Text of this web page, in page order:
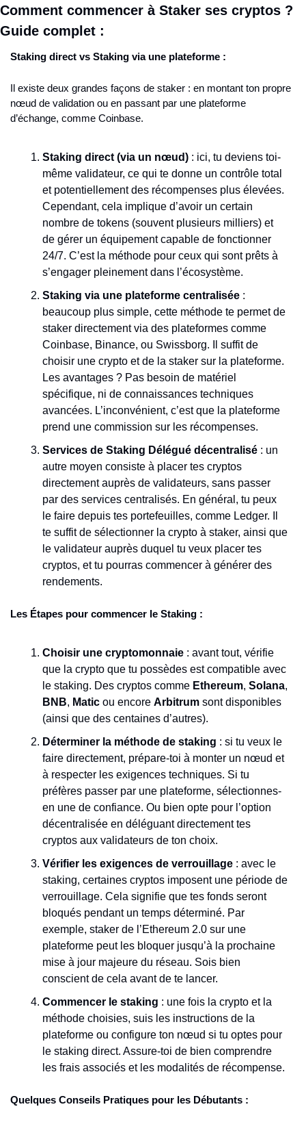
Comment commencer à Staker ses cryptos ?
Guide complet :
Staking direct vs Staking via une plateforme :
Il existe deux grandes façons de staker : en montant ton propre
nœud de validation ou en passant par une plateforme
d’échange, comme Coinbase.
Staking direct (via un nœud) : ici, tu deviens toi-
même validateur, ce qui te donne un contrôle total
et potentiellement des récompenses plus élevées.
Cependant, cela implique d’avoir un certain
nombre de tokens (souvent plusieurs milliers) et
de gérer un équipement capable de fonctionner
24/7. C’est la méthode pour ceux qui sont prêts à
s’engager pleinement dans l’écosystème.
Staking via une plateforme centralisée :
beaucoup plus simple, cette méthode te permet de
staker directement via des plateformes comme
Coinbase, Binance, ou Swissborg. Il suffit de
choisir une crypto et de la staker sur la plateforme.
Les avantages ? Pas besoin de matériel
spécifique, ni de connaissances techniques
avancées. L’inconvénient, c’est que la plateforme
prend une commission sur les récompenses.
Services de Staking Délégué décentralisé : un
autre moyen consiste à placer tes cryptos
directement auprès de validateurs, sans passer
par des services centralisés. En général, tu peux
le faire depuis tes portefeuilles, comme Ledger. Il
te suffit de sélectionner la crypto à staker, ainsi que
le validateur auprès duquel tu veux placer tes
cryptos, et tu pourras commencer à générer des
rendements.
Les Étapes pour commencer le Staking :
Choisir une cryptomonnaie : avant tout, vérifie
que la crypto que tu possèdes est compatible avec
le staking. Des cryptos comme Ethereum, Solana
BNB, Matic ou encore Arbitrum sont disponibles
(ainsi que des centaines d’autres).
Déterminer la méthode de staking : si tu veux le
faire directement, prépare-toi à monter un nœud et
à respecter les exigences techniques. Si tu
préfères passer par une plateforme, sélectionnes-
en une de confiance. Ou bien opte pour l’option
décentralisée en déléguant directement tes
cryptos aux validateurs de ton choix.
Vérifier les exigences de verrouillage : avec le
staking, certaines cryptos imposent une période de
verrouillage. Cela signifie que tes fonds seront
bloqués pendant un temps déterminé. Par
exemple, staker de l’Ethereum 2.0 sur une
plateforme peut les bloquer jusqu’à la prochaine
mise à jour majeure du réseau. Sois bien
conscient de cela avant de te lancer.
Commencer le staking : une fois la crypto et la
méthode choisies, suis les instructions de la
plateforme ou configure ton nœud si tu optes pour
le staking direct. Assure-toi de bien comprendre
les frais associés et les modalités de récompense.
Quelques Conseils Pratiques pour les Débutants :